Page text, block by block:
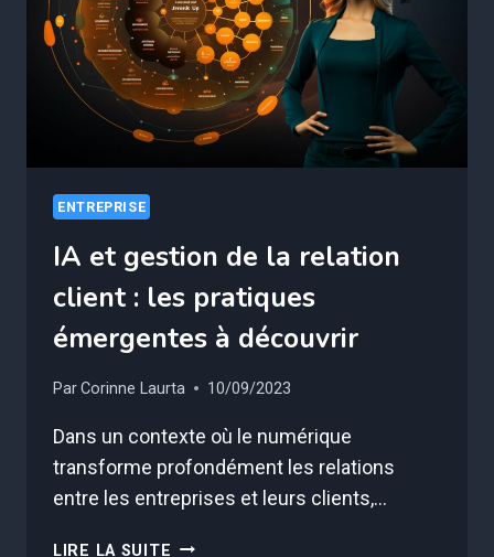
SUR
LE
WEB
ENTREPRISE
IA et gestion de la relation
client : les pratiques
émergentes à découvrir
ParCorinne Laurta 10/09/2023
Dans un contexte où le numérique
transforme profondément les relations
entre les entreprises et leurs clients,…
LIRE LA SUITE IA